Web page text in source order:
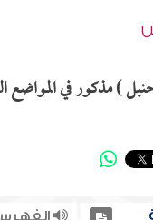
) مذكور في المواضع